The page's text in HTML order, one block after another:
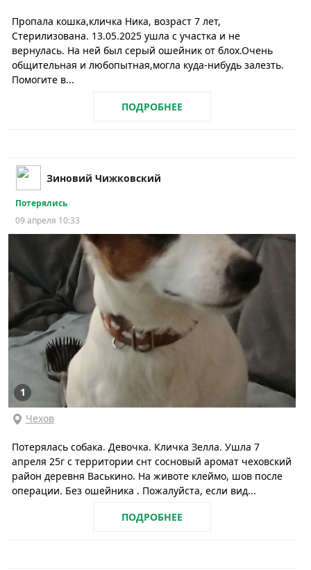
Пропала кошка,кличка Ника, возраст 7 лет,
Стерилизована. 13.05.2025 ушла с участка и не
вернулась. На ней был серый ошейник от блох.Очень
общительная и любопытная,могла куда-нибудь залезть.
Помогите в...
ПОДРОБНЕЕ
Зиновий Чижковский
Потерялись
09 апреля 10:33
1
Чехов
Потерялась собака. Девочка. Кличка Зелла. Ушла 7
апреля 25г с территории снт сосновый аромат чеховский
район деревня Васькино. На животе клеймо, шов после
операции. Без ошейника . Пожалуйста, если вид...
ПОДРОБНЕЕ